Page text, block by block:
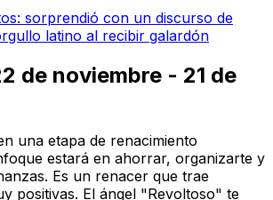
sorprendió con un discurso de
latino al recibir galardón
de noviembre - 21 de
una etapa de renacimiento
estará en ahorrar, organizarte y
Es un renacer que trae
positivas. El ángel "Revoltoso" te